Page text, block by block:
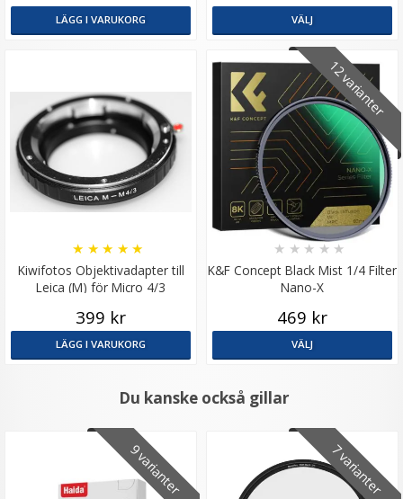
LÄGG I VARUKORG VÄLJ
Kiwifotos Objektivadapter till
Leica (M) för Micro 4/3
★ ★ ★ ★ ★
399 kr
LÄGG I VARUKORG
12 varianter
K&F Concept Black Mist 1/4 Filter
Nano-X
★ ★ ★ ★ ★
469 kr
VÄLJ
Du kanske också gillar
9 varianter 7 varianter